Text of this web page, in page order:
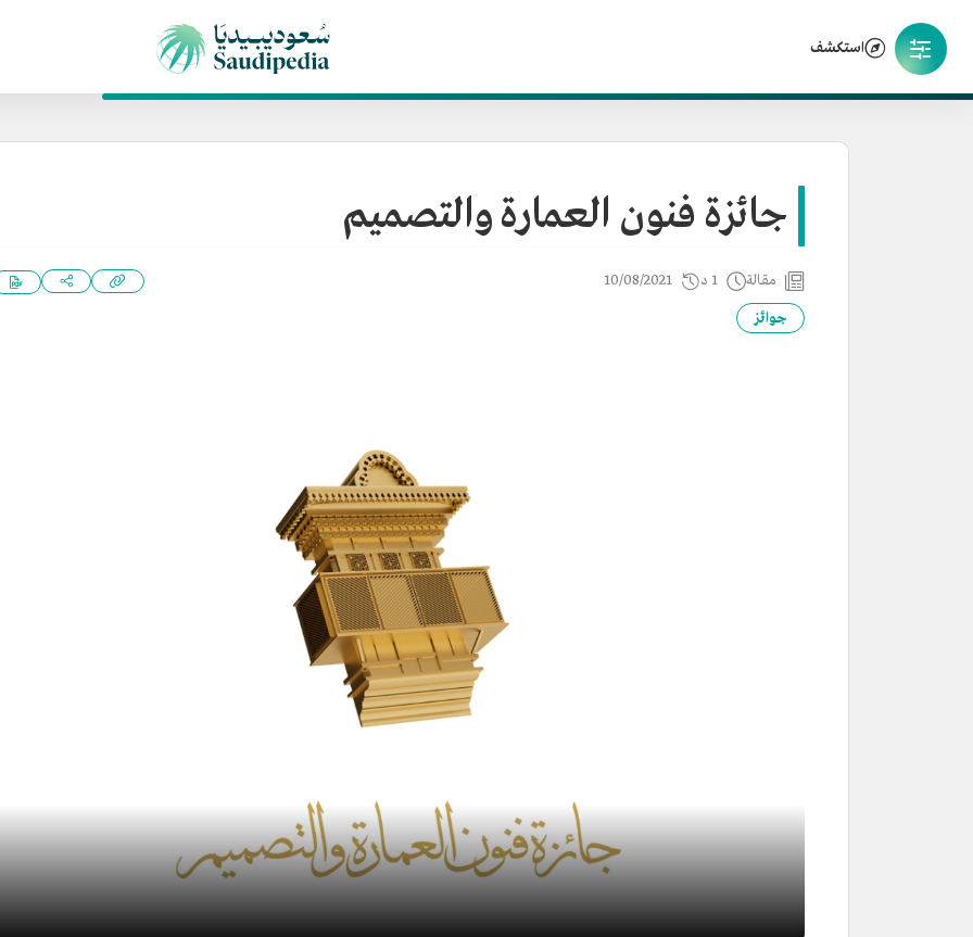
استكشف
جائزة فنون العمارة والتصميم
مقالة 1 د 10/08/2021
جوائز